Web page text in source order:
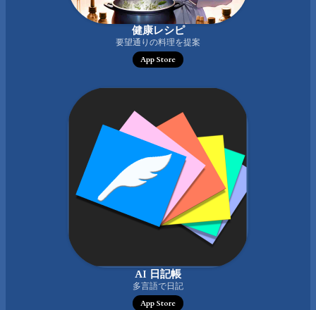
健康レシピ
要望通りの料理を提案
App Store
AI 日記帳
多言語で日記
App Store